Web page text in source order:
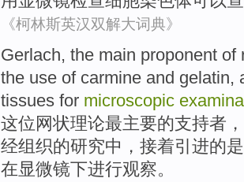
《柯林斯英汉双解大词典》
Gerlach, the main proponent of
the use ofcarmine and gelatin,
tissues for microscopic
这位 网状理论最主要的支持者 ，
经组织的研究中， 接着引进的是
在显微镜下进行观察。